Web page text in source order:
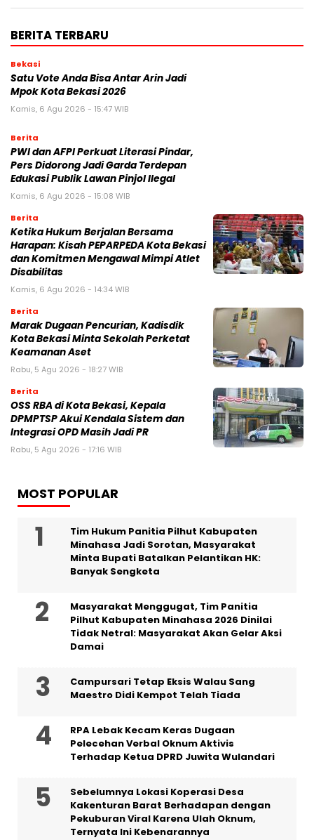
BERITA TERBARU
Bekasi
Satu Vote Anda Bisa Antar Arin Jadi
Mpok Kota Bekasi 2026
Kamis, 6 Agu 2026 - 15:47 WIB
Berita
PWI dan AFPI Perkuat Literasi Pindar,
Pers Didorong Jadi Garda Terdepan
Edukasi Publik Lawan Pinjol Ilegal
Kamis, 6 Agu 2026 - 15:08 WIB
Berita
Ketika Hukum Berjalan Bersama
Harapan: Kisah PEPARPEDA Kota Bekasi
dan Komitmen Mengawal Mimpi Atlet
Disabilitas
Kamis, 6 Agu 2026 - 14:34 WIB
Berita
‎Marak Dugaan Pencurian, Kadisdik
Kota Bekasi Minta Sekolah Perketat
Keamanan Aset
Rabu, 5 Agu 2026 - 18:27 WIB
Berita
‎OSS RBA di Kota Bekasi, Kepala
DPMPTSP Akui Kendala Sistem dan
Integrasi OPD Masih Jadi PR
Rabu, 5 Agu 2026 - 17:16 WIB
MOST POPULAR
Tim Hukum Panitia Pilhut Kabupaten
Minahasa Jadi Sorotan, Masyarakat
Minta Bupati Batalkan Pelantikan HK:
Banyak Sengketa
Masyarakat Menggugat, Tim Panitia
Pilhut Kabupaten Minahasa 2026 Dinilai
Tidak Netral: Masyarakat Akan Gelar Aksi
Damai
Campursari Tetap Eksis Walau Sang
Maestro Didi Kempot Telah Tiada
RPA Lebak Kecam Keras Dugaan
Pelecehan Verbal Oknum Aktivis
Terhadap Ketua DPRD Juwita Wulandari
Sebelumnya Lokasi Koperasi Desa
Kakenturan Barat Berhadapan dengan
Pekuburan Viral Karena Ulah Oknum,
Ternyata Ini Kebenarannya